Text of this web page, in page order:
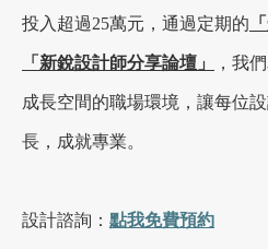
投入超過25萬元，通過定期的
「新銳設計師分享論壇」 ，我
成長空間的職場環境，讓每位
長，成就專業。
設計諮詢： 點我免費預約